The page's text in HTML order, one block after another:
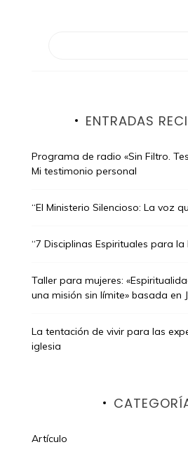
ENTRADAS
Programa de radio «Sin Filtro.
Mi testimonio personal
“El Ministerio Silencioso: La voz
“7 Disciplinas Espirituales para la
Taller para mujeres:
una misión sin límite» basada en
La tentación de vivir para las
iglesia
Artículo